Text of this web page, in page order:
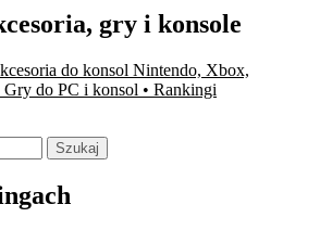
gry i konsole